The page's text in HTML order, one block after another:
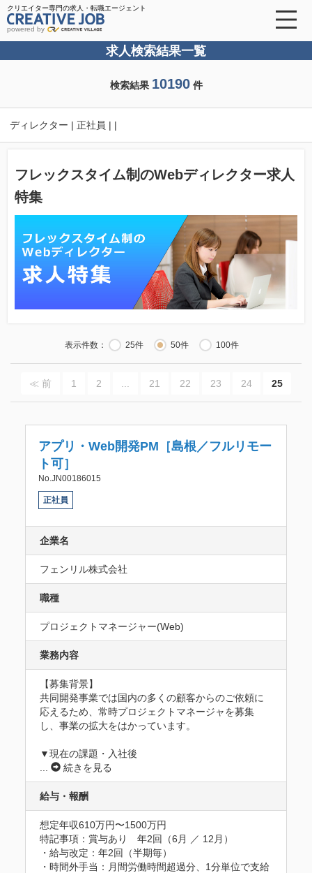
クリエイター専門の求人・転職エージェント
powered by
求人検索結果一覧
検索結果 10190件
ディレクター | 正社員 | |
フレックスタイム制のWebディレクター求人
特集
表示件数： 25件 50件 100件
≪ 前 1 2 21 22 23 24 25
アプリ・Web開発PM［島根／フルリモー
ト可］
No.JN00186015
正社員
企業名
フェンリル株式会社
職種
プロジェクトマネージャー(Web)
業務内容
【募集背景】
共同開発事業では国内の多くの顧客からのご依頼に
応えるため、常時プロジェクトマネージャを募集
し、事業の拡大をはかっています。
▼現在の課題・入社後
続きを見る
給与・報酬
想定年収610万円〜1500万円
特記事項：賞与あり　年2回（6月 ／ 12月）
・給与改定：年2回（半期毎）
・時間外手当：月間労働時間超過分、1分単位で支給